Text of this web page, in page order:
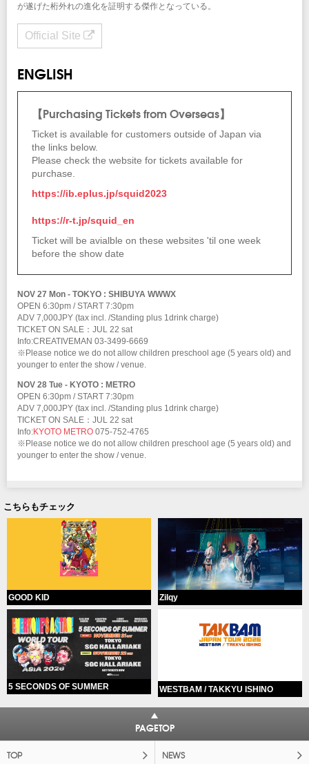
が遂げた桁外れの進化を証明する傑作となっている。
Official Site
ENGLISH
【Purchasing Tickets from Overseas】
Ticket is available for customers outside of Japan via
the links below.
Please check the website for tickets available for
purchase.
https://ib.eplus.jp/squid2023
https://r-t.jp/squid_en
Ticket will be avialble on these websites 'til one week
before the show date
NOV 27 Mon - TOKYO : SHIBUYA WWWX
OPEN 6:30pm / START 7:30pm
ADV 7,000JPY (tax incl. /Standing plus 1drink charge)
TICKET ON SALE：JUL 22 sat
Info:CREATIVEMAN 03-3499-6669
※Please notice we do not allow children preschool age (5 years old) and
younger to enter the show / venue.
NOV 28 Tue - KYOTO : METRO
OPEN 6:30pm / START 7:30pm
ADV 7,000JPY (tax incl. /Standing plus 1drink charge)
TICKET ON SALE：JUL 22 sat
Info:KYOTO METRO 075-752-4765
※Please notice we do not allow children preschool age (5 years old) and
younger to enter the show / venue.
こちらもチェック
GOOD KID Zilqy
5 SECONDS OF SUMMER WESTBAM / TAKKYU ISHINO
PAGETOP
TOP NEWS